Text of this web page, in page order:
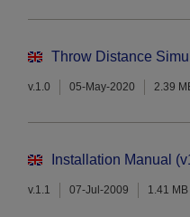
Throw Distance
v.1.0 05-May-2020 2.39
Installation Manual
v.1.1 07-Jul-2009 1.41 MB